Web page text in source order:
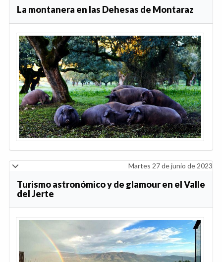
La montanera en las Dehesas de Montaraz
Martes 27 de junio de 2023
Turismo astronómico y de glamour en el Valle
del Jerte